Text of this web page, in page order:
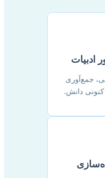
جمع‌آوری
دانش.